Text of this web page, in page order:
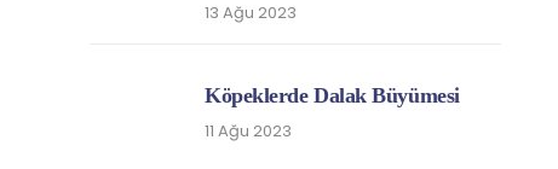
13 Ağu 2023
Köpeklerde Dalak Büyümesi
11 Ağu 2023